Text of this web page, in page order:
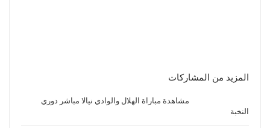
المزيد من المشاركات
مشاهدة مباراة الهلال والوادي نيالا مباشر دوري
النخبة